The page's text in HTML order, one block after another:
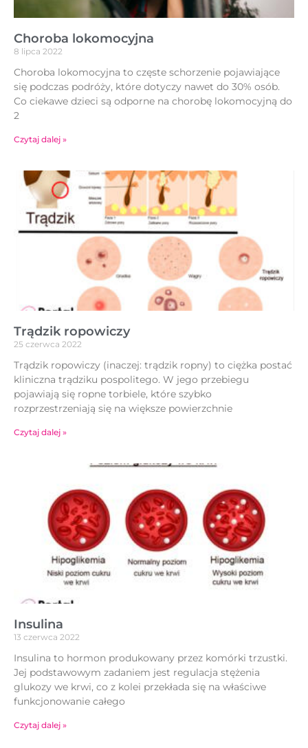
Choroba lokomocyjna
8 lipca 2022
Choroba lokomocyjna to częste schorzenie pojawiające
się podczas podróży, które dotyczy nawet do 30% osób.
Co ciekawe dzieci są odporne na chorobę lokomocyjną do
2
Czytaj dalej »
Trądzik ropowiczy
25 czerwca 2022
Trądzik ropowiczy (inaczej: trądzik ropny) to ciężka postać
kliniczna trądziku pospolitego. W jego przebiegu
pojawiają się ropne torbiele, które szybko
rozprzestrzeniają się na większe powierzchnie
Czytaj dalej »
Insulina
13 czerwca 2022
Insulina to hormon produkowany przez komórki trzustki.
Jej podstawowym zadaniem jest regulacja stężenia
glukozy we krwi, co z kolei przekłada się na właściwe
funkcjonowanie całego
Czytaj dalej »